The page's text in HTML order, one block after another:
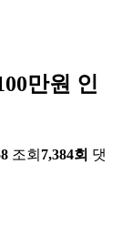
만원 인
조회 7,384회 댓